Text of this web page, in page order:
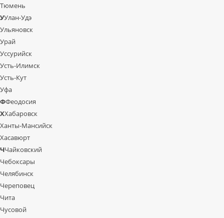
Тюмень
УУлан-Удэ
Ульяновск
Урай
Уссурийск
Усть-Илимск
Усть-Кут
Уфа
ФФеодосия
ХХабаровск
Ханты-Мансийск
Хасавюрт
ЧЧайковский
Чебоксары
Челябинск
Череповец
Чита
Чусовой